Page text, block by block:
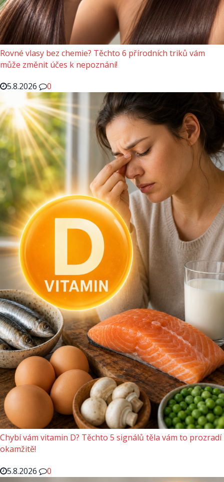
Rovné vlasy bez chemie? Těchto 6 přírodních triků vám
může změnit účes k nepoznání!
5.8.2026
0
Chybí vám vitamin D? Těchto 5 signálů těla vám to prozradí
okamžitě!
5.8.2026
0